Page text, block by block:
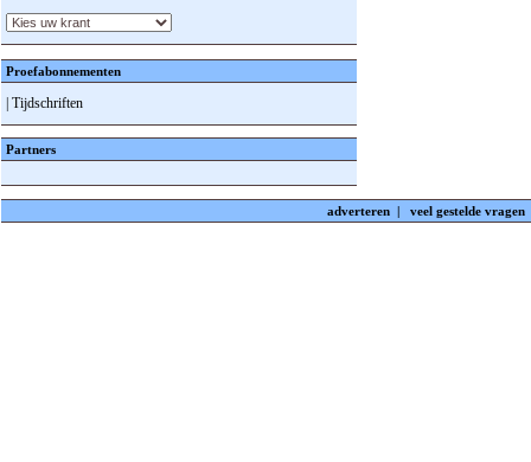
Proefabonnementen
| Tijdschriften
Partners
adverteren | veel gestelde vragen